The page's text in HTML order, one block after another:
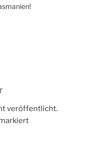
veröffentlicht.